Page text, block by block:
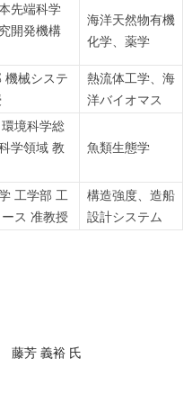
先端科学
開発機構
海洋天然物有機
化学、薬学
機械システ
熱流体工学、海
洋バイオマス
境科学総
学領域 教
魚類生態学
工学部 工
ス 准教授
構造強度、造船
設計システム
藤芳 義裕 氏